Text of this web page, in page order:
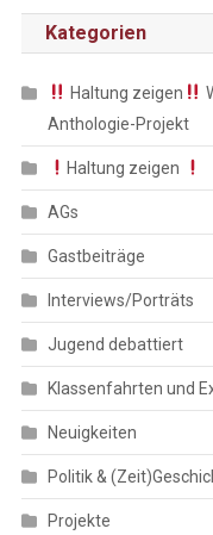
Kategorien
Haltung zeigen
Anthologie-Projekt
Haltung zeigen
AGs
Gastbeiträge
Interviews/Porträts
Jugend debattiert
Klassenfahrten und
Neuigkeiten
Politik &
Projekte